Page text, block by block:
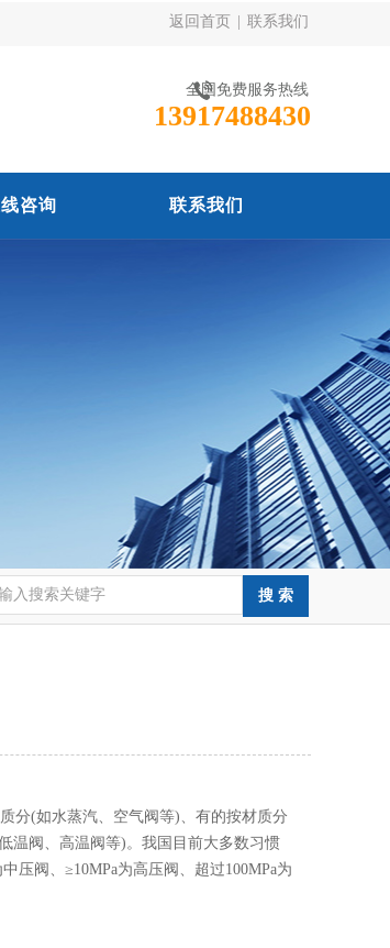
返回首页 联系我们
全国免费服务热线
13917488430
咨询 联系我们
分(如水蒸汽、空气阀等)、有的按材质分
温阀、高温阀等)。我国目前大多数习惯
压阀、≥10MPa为高压阀、超过100MPa为